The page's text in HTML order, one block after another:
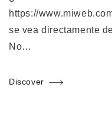
https://
se vea directamente
No…
Discover